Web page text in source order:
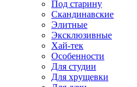
Под старину
Скандинавские
Элитные
Эксклюзивные
Хай-тек
Особенности
Для студии
Для хрущевки